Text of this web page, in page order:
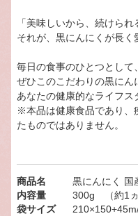
「美味しいから、続けられ
それが、黒にんにくが長く
毎日の食事のひとつとして、
ぜひこのこだわりの黒にん
あなたの健康的なライフス
※本品は健康食品であり、
たものではありません。
商品名
黒にんにく 国
内容量
300g （約1ヵ
袋サイズ